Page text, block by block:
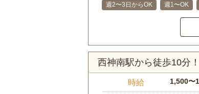
週2〜3日からOK 週1〜OK
西神南駅から徒歩10分
時給 1,500〜